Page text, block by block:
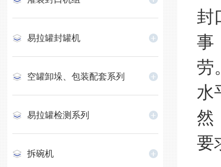
易拉罐封罐机
空罐卸垛、包装配套系列
易拉罐检测系列
拆碗机
封
事
劳
水
然
要